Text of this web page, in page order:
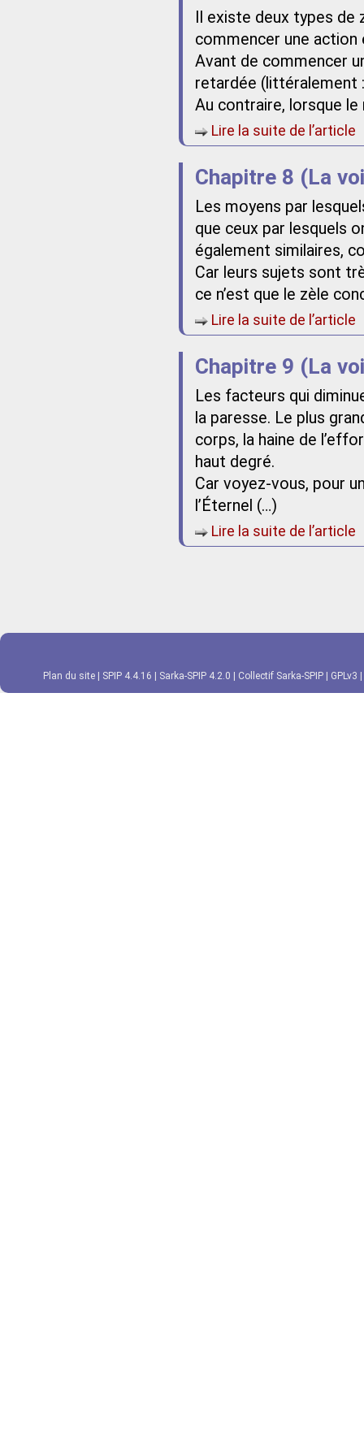
Il existe deux types de
commencer une action
Avant de commencer
retardée (littéralement
Au contraire, lorsque le
Lire la suite de l’article
Chapitre 8 (La
Les moyens par
que ceux par lesquels
également similaires,
Car leurs sujets sont
ce n’est que le zèle
Lire la suite de l’article
Chapitre 9 (La
Les facteurs qui
la paresse. Le plus
corps, la haine de
haut degré.
Car voyez-vous, pour
l’Éternel (…)
Lire la suite de l’article
Plan du site SPIP 4.4.16 Sarka-SPIP 4.2.0 Collectif Sarka-SPIP GPLv3